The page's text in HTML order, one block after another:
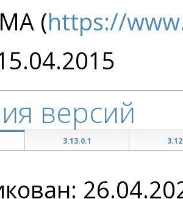
(https://
версий
3.13.0.1